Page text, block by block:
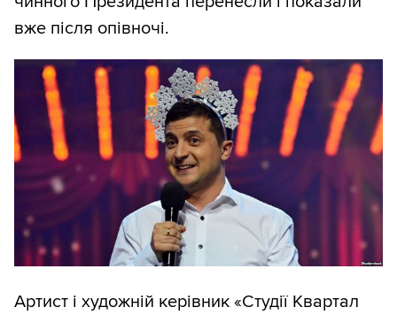
вже після опівночі.
Артист і художній керівник «Студії Квартал